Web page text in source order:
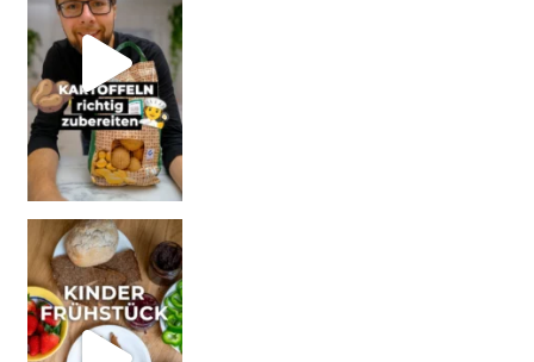
| Werbung Wi